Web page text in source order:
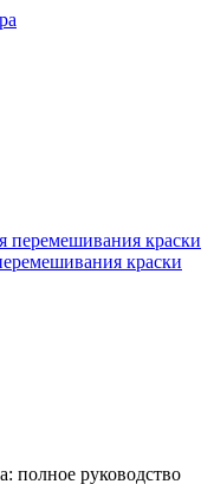
краски